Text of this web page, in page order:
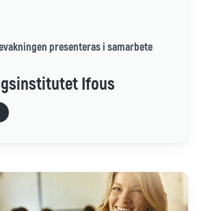
presenteras i samarbete
Ifous